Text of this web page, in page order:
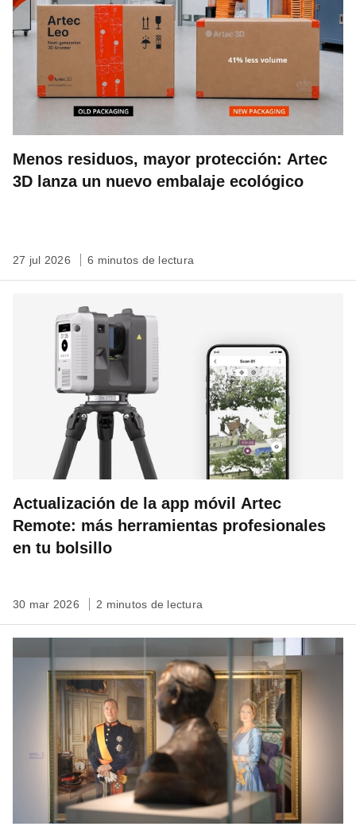
Menos residuos, mayor protección: Artec
3D lanza un nuevo embalaje ecológico
27 jul 2026 6 minutos de lectura
Actualización de la app móvil Artec
Remote: más herramientas profesionales
en tu bolsillo
30 mar 2026 2 minutos de lectura